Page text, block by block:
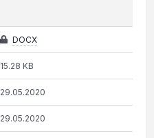
DOCX
15.28 KB
29.05.2020
29.05.2020